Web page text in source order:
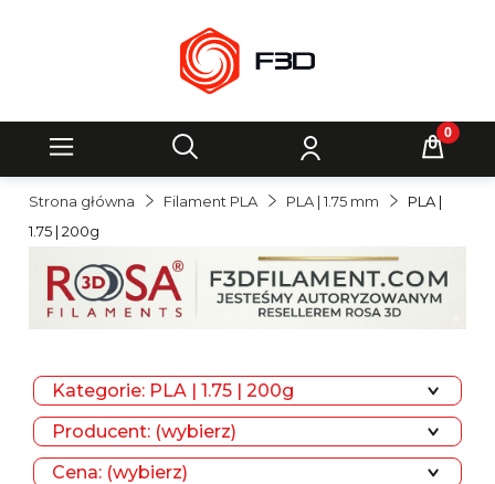
Strona główna Filament PLA PLA | 1.75 mm
PLA |
1.75 | 200g
Kategorie: PLA | 1.75 | 200g
Producent: (wybierz)
Cena: (wybierz)